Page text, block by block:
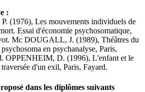
:
(1976), Les mouvements individuels de
Essai d'économie psychosomatique,
Mc DOUGALL, J. (1989), Théâtres du
en psychanalyse, Paris,
OPPENHEIM, D. (1996), L'enfant et le
traversée d'un exil, Paris, Fayard.
dans les diplômes suivants